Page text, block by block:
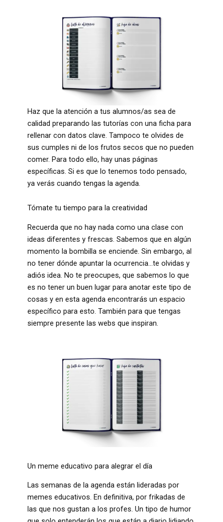
Haz que la atención a tus alumnos/as sea de
calidad preparando las tutorías con una ficha para
rellenar con datos clave. Tampoco te olvides de
sus cumples ni de los frutos secos que no pueden
comer. Para todo ello, hay unas páginas
específicas. Si es que lo tenemos todo pensado,
ya verás cuando tengas la agenda.
Tómate tu tiempo para la creatividad
Recuerda que no hay nada como una clase con
ideas diferentes y frescas. Sabemos que en algún
momento la bombilla se enciende. Sin embargo, al
no tener dónde apuntar la ocurrencia…te olvidas y
adiós idea. No te preocupes, que sabemos lo que
es no tener un buen lugar para anotar este tipo de
cosas y en esta agenda encontrarás un espacio
específico para esto. También para que tengas
siempre presente las webs que inspiran.
Un meme educativo para alegrar el día
Las semanas de la agenda están lideradas por
memes educativos. En definitiva, por frikadas de
las que nos gustan a los profes. Un tipo de humor